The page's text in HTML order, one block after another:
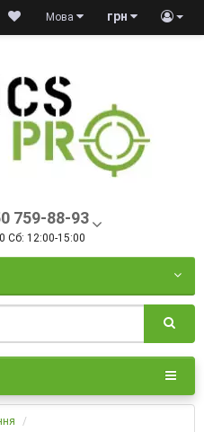
грн
Мова
759-88-93
Сб: 12:00-15:00